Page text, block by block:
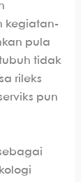
kegiatan-
pula
tidak
rileks
pun